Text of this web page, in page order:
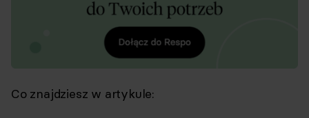
Co znajdziesz w artykule: